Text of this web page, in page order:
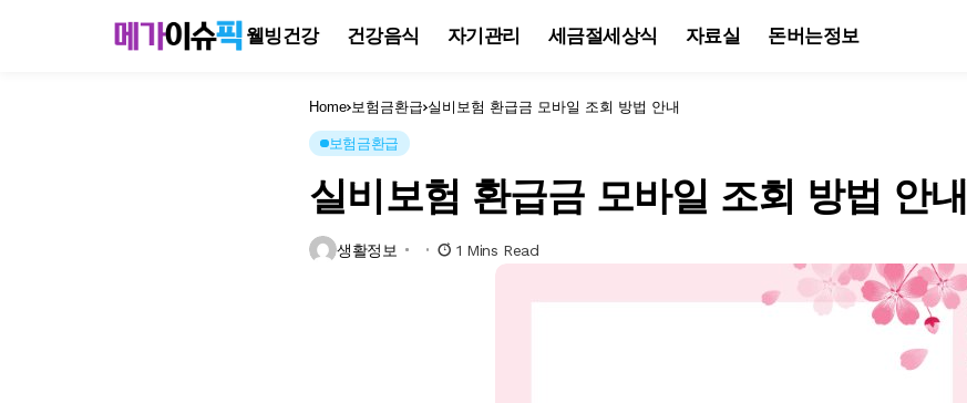
웰빙건강 건강음식 자기관리 세금절세상식 자료실 돈버는정보
Home 보험금환급 실비보험 환급금 모바일 조회 방법 안내
보험금환급
실비보험 환급금 모바일 조회 방법 안내
생활정보 1 Mins Read